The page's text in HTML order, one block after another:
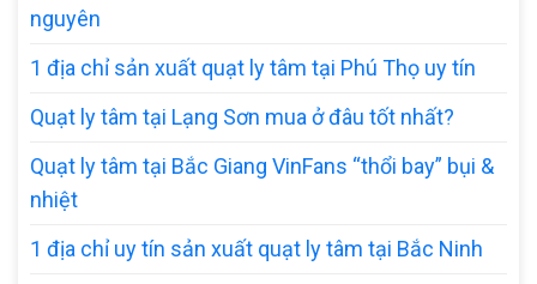
nguyên
1 địa chỉ sản xuất quạt ly tâm tại Phú Thọ uy tín
Quạt ly tâm tại Lạng Sơn mua ở đâu tốt nhất?
Quạt ly tâm tại Bắc Giang VinFans “thổi bay” bụi &
nhiệt
1 địa chỉ uy tín sản xuất quạt ly tâm tại Bắc Ninh